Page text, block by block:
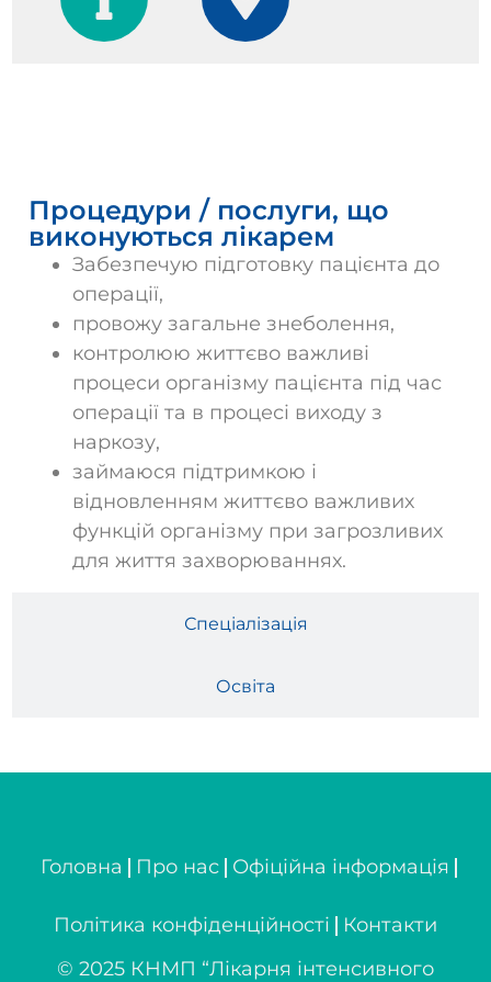
Спеціалізація
Освіта
Процедури / послуги, що
виконуються лікарем
Забезпечую підготовку пацієнта до
операції,
провожу загальне знеболення,
контролюю життєво важливі
процеси організму пацієнта під час
операції та в процесі виходу з
наркозу,
займаюся підтримкою і
відновленням життєво важливих
функцій організму при загрозливих
для життя захворюваннях.
Головна Про нас Офіційна інформація
Політика конфіденційності
Контакти
© 2025 КНМП “Лікарня інтенсивного